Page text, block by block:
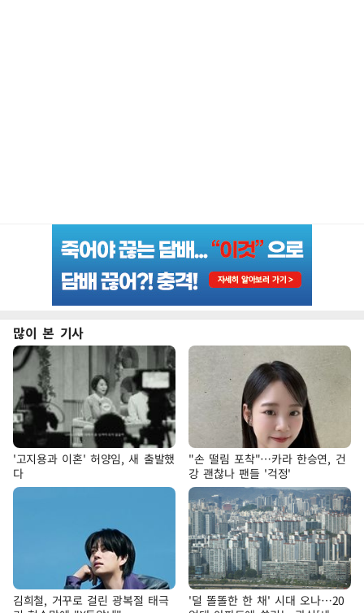
많이 본 기사
'고지용과 이혼' 허양임, 새 출발했
다
"손 떨림 포착"…카라 한승연, 건
강 괜찮나 팬들 '걱정'
김희철, 거꾸로 걸린 광복절 태극
'덜 똘똘한 한 채' 시대 오나…20